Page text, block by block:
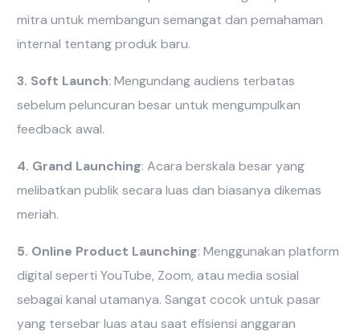
mitra untuk membangun semangat dan pemahaman
internal tentang produk baru.
3. Soft Launch: Mengundang audiens terbatas
sebelum peluncuran besar untuk mengumpulkan
feedback awal.
4. Grand Launching: Acara berskala besar yang
melibatkan publik secara luas dan biasanya dikemas
meriah.
5. Online Product Launching: Menggunakan platform
digital seperti YouTube, Zoom, atau media sosial
sebagai kanal utamanya. Sangat cocok untuk pasar
yang tersebar luas atau saat efisiensi anggaran